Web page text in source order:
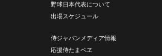
野球日本代表について
出場スケジュール
侍ジャパンメディア情報
応援侍たまベヱ